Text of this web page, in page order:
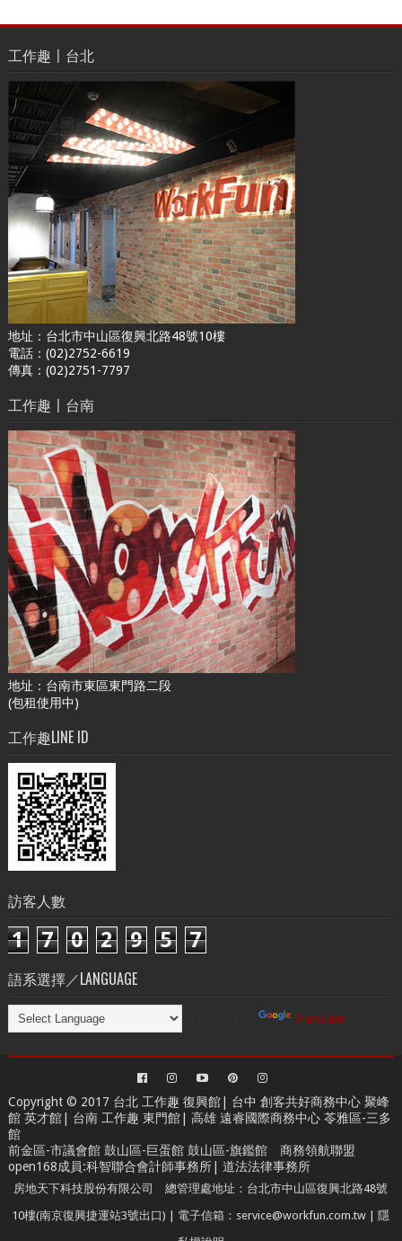
工作趣〡台北
地址：台北市中山區復興北路48號10樓
電話：(02)2752-6619
傳真：(02)2751-7797
工作趣〡台南
地址：台南市東區東門路二段
(包租使用中)
工作趣LINE ID
訪客人數
1 7 0 2 9 5 7
語系選擇／LANGUAGE
Translate
Copyright © 2017 台北 工作趣 復興館| 台中 創客共好商務中心聚峰
館 英才館| 台南 工作趣 東門館| 高雄 遠睿國際商務中心苓雅區-三多
館
前金區-市議會館 鼓山區-巨蛋館 鼓山區-旗鑑館 商務領航聯盟
open168成員:科智聯合會計師事務所| 道法法律事務所
房地天下科技股份有限公司 總管理處地址：台北市中山區復興北路48號
10樓(南京復興捷運站3號出口) | 電子信箱：service@workfun.com.tw | 隱